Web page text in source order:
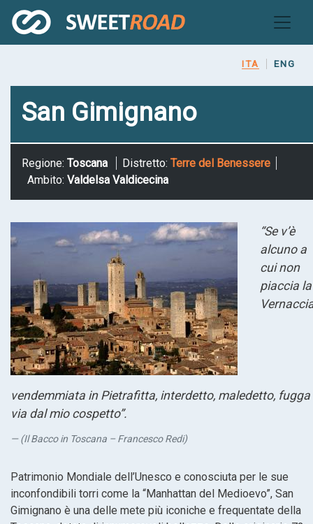
al
contenuto
ITA ENG
San Gimignano
Regione: Toscana Distretto: Terre del Benessere
Ambito: Valdelsa Valdicecina
“Se v’è
alcuno a
cui non
piaccia la
vendemmiata in Pietrafitta, interdetto, maledetto, fugga
via dal mio cospetto”.
(Il Bacco in Toscana – Francesco Redi)
Patrimonio Mondiale dell’Unesco e conosciuta per le sue
inconfondibili torri come la “Manhattan del Medioevo”, San
Gimignano è una delle mete più iconiche e frequentate della